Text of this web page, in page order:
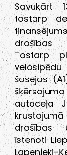
Savukārt
tostarp
drošības
Tostarp
velosipēdu
šosejas
autoceļa
drošības
īstenoti
Lapenieki-